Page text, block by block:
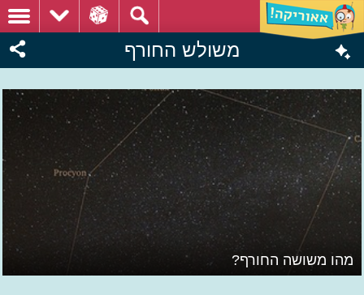
משולש החורף
מהו משושה החורף?